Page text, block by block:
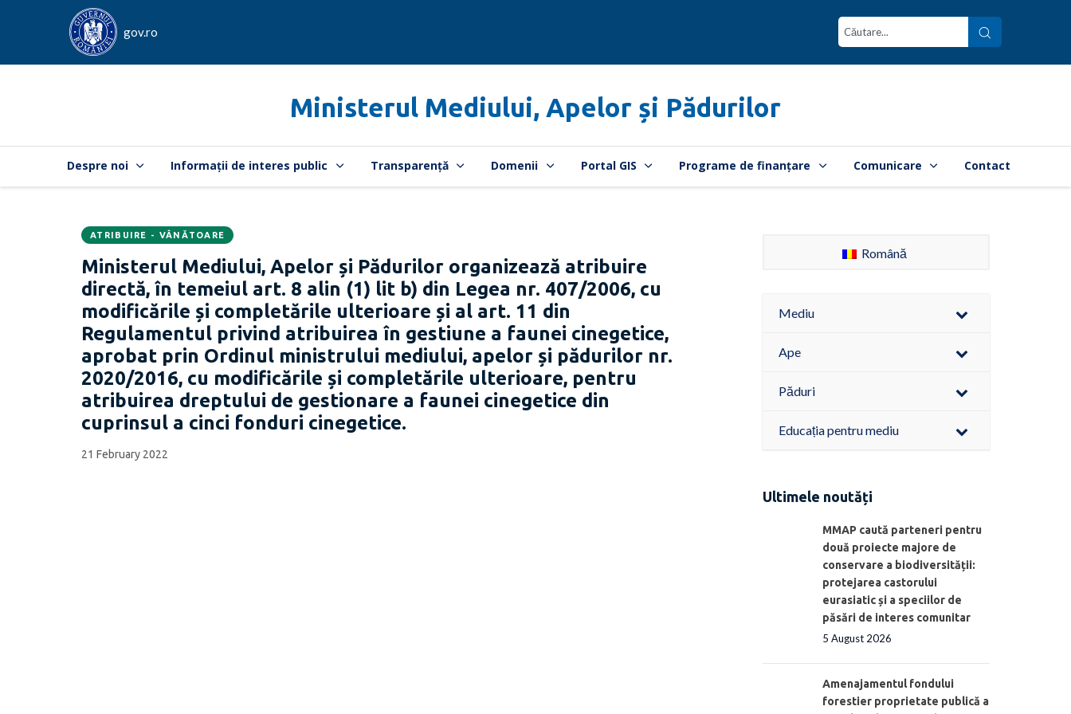
gov.ro
Ministerul Mediului, Apelor și Pădurilor
Despre noi Informații de interes public Transparență Domenii Portal GIS Programe de finanțare Comunicare Contact
CATEGORIA:
ATRIBUIRE - VÂNĂTOARE
Ministerul Mediului, Apelor și Pădurilor organizează atribuire
directă, în temeiul art. 8 alin (1) lit b) din Legea nr. 407/2006, cu
modificările și completările ulterioare și al art. 11 din
Regulamentul privind atribuirea în gestiune a faunei cinegetice,
aprobat prin Ordinul ministrului mediului, apelor și pădurilor nr.
2020/2016, cu modificările și completările ulterioare, pentru
atribuirea dreptului de gestionare a faunei cinegetice din
cuprinsul a cinci fonduri cinegetice.
Data
publicării:
21 February 2022
Română
Mediu
Ape
Păduri
Educația pentru mediu
Ultimele noutăți
MMAP caută parteneri pentru
două proiecte majore de
conservare a biodiversității:
protejarea castorului
eurasiatic și a speciilor de
păsări de interes comunitar
5 August 2026
Amenajamentul fondului
forestier proprietate publică a